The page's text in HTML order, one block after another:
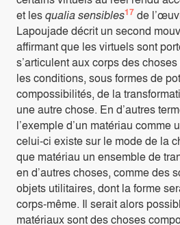
et lesqualiasensibles17 de
Lapoujade décrit un second
affirmant que les virtuels sont
s’articulent aux corps des
les conditions, sous formes de
compossibilités, de la
une autre chose. En d’autres
l’exemple d’un matériau comme
celui-ci existe sur le mode de la
que matériau un ensemble de
en d’autres choses, comme des
objets utilitaires, dont la forme
corps-même. Il serait alors
matériaux sont des choses